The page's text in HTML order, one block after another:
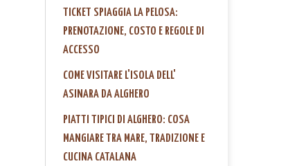
TICKET SPIAGGIA LA PELOSA:
PRENOTAZIONE, COSTO E REGOLE DI
ACCESSO
COME VISITARE L'ISOLA DELL'
ASINARA DA ALGHERO
PIATTI TIPICI DI ALGHERO: COSA
MANGIARE TRA MARE, TRADIZIONE E
CUCINA CATALANA